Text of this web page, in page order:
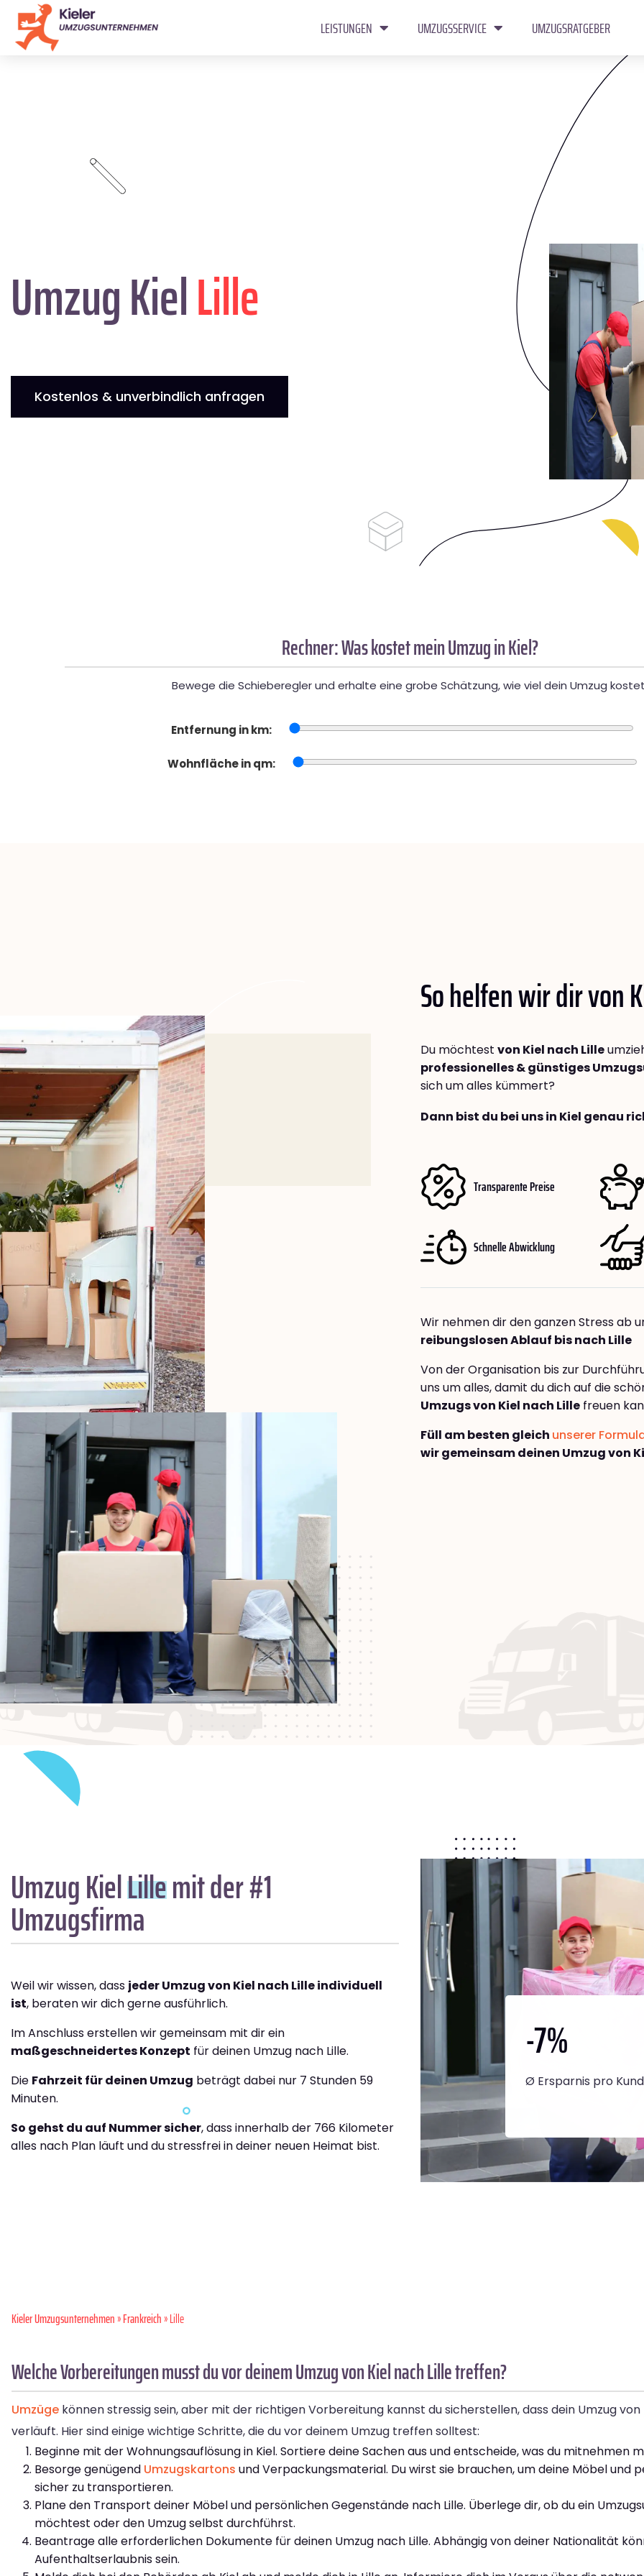
LEISTUNGEN UMZUGSSERVICE UMZUGSRATGEBER
Umzug KielLille
Kostenlos & unverbindlich anfragen
Rechner: Was kostet mein Umzug in Kiel?
Bewege die Schieberegler und erhalte eine grobe Schätzung, wie viel dein Umzug
Entfernung in km:
Wohnfläche in qm:
So helfen wir dir von
Du möchtest von Kiel nach Lille
professionelles & günstiges
sich um alles kümmert?
Dann bist du bei uns in Kiel genau
Transparente Preise
Schnelle Abwicklung
Wir nehmen dir den ganzen Stress ab
reibungslosen Ablauf bis nach Lille
Von der Organisation bis zur
uns um alles, damit du dich auf die
Umzugs von Kiel nach Lille freuen
Füll am besten gleich unserer
wir gemeinsam deinen Umzug von
Umzug KielLillemit der #1
Umzugsfirma
Weil wir wissen, dass jeder Umzug von Kiel nach Lille individuell
ist, beraten wir dich gerne ausführlich.
Im Anschluss erstellen wir gemeinsam mit dir ein
maßgeschneidertes Konzept für deinen Umzug nach Lille.
Die Fahrzeit für deinen Umzug beträgt dabei nur 7 Stunden 59
Minuten.
So gehst du auf Nummer sicher, dass innerhalb der 766 Kilometer
alles nach Plan läuft und du stressfrei in deiner neuen Heimat bist.
-7%
Ø Ersparnis pro
Kieler Umzugsunternehmen»Frankreich» Lille
Welche Vorbereitungen musst du vor deinem Umzug von Kiel nach Lille treffen?
Umzüge können stressig sein, aber mit der richtigen Vorbereitung kannst du sicherstellen, dass dein Umzug von
verläuft. Hier sind einige wichtige Schritte, die du vor deinem Umzug treffen solltest:
Beginne mit der Wohnungsauflösung in Kiel. Sortiere deine Sachen aus und entscheide, was du mitnehmen
Besorge genügend Umzugskartons und Verpackungsmaterial. Du wirst sie brauchen, um deine Möbel und
sicher zu transportieren.
Plane den Transport deiner Möbel und persönlichen Gegenstände nach Lille. Überlege dir, ob du ein
möchtest oder den Umzug selbst durchführst.
Beantrage alle erforderlichen Dokumente für deinen Umzug nach Lille. Abhängig von deiner Nationalität
Aufenthaltserlaubnis sein.